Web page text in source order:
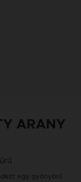
ARANY
egy gyönyörű